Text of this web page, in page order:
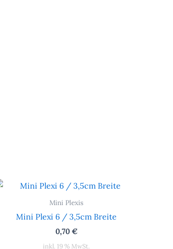
Mini Plexis
Mini Plexi 6 / 3,5cm Breite
0,70 €
inkl. 19 % MwSt.